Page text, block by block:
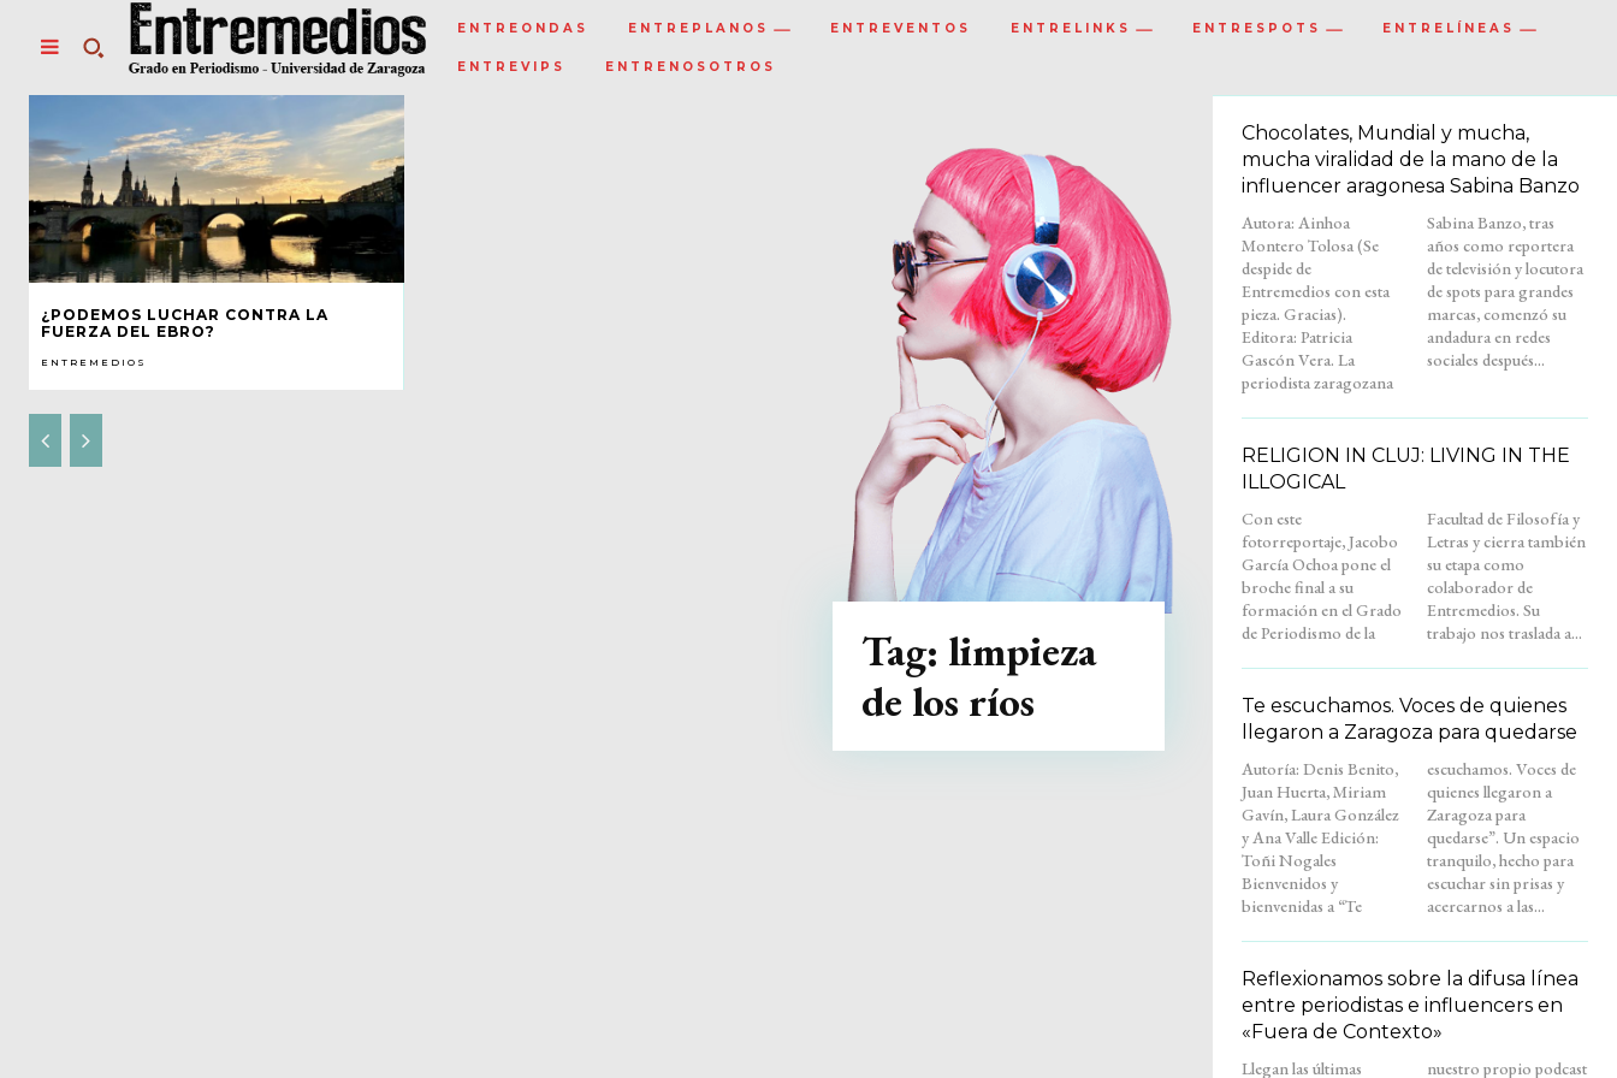
ENTREONDAS ENTREPLANOS ENTREVENTOS ENTRELINKS ENTRESPOTS ENTRELÍNEAS
ENTREVIPS ENTRENOSOTROS
¿PODEMOS LUCHAR CONTRA LA
FUERZA DEL EBRO?
ENTREMEDIOS
Tag: limpieza
de los ríos
Chocolates, Mundial y mucha,
mucha viralidad de la mano de la
influencer aragonesa Sabina Banzo
Autora: Ainhoa
Montero Tolosa (Se
despide de
Entremedios con esta
pieza. Gracias).
Editora: Patricia
Gascón Vera. La
periodista zaragozana
Sabina Banzo, tras
años como reportera
de televisión y locutora
de spots para grandes
marcas, comenzó su
andadura en redes
sociales después...
RELIGION IN CLUJ: LIVING IN THE
ILLOGICAL
Con este
fotorreportaje, Jacobo
García Ochoa pone el
broche final a su
formación en el Grado
de Periodismo de la
Facultad de Filosofía y
Letras y cierra también
su etapa como
colaborador de
Entremedios. Su
trabajo nos traslada a...
Te escuchamos. Voces de quienes
llegaron a Zaragoza para quedarse
Autoría: Denis Benito,
Juan Huerta, Miriam
Gavín, Laura González
y Ana Valle Edición:
Toñi Nogales
Bienvenidos y
bienvenidas a “Te
escuchamos. Voces de
quienes llegaron a
Zaragoza para
quedarse”. Un espacio
tranquilo, hecho para
escuchar sin prisas y
acercarnos a las...
Reflexionamos sobre la difusa línea
entre periodistas e influencers en
«Fuera de Contexto»
Llegan las últimas
nuestro propio podcast